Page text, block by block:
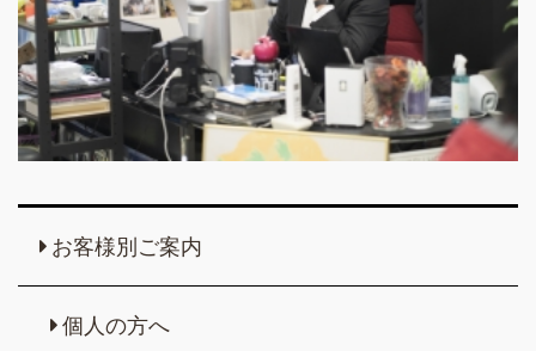
お客様別ご案内
個人の方へ